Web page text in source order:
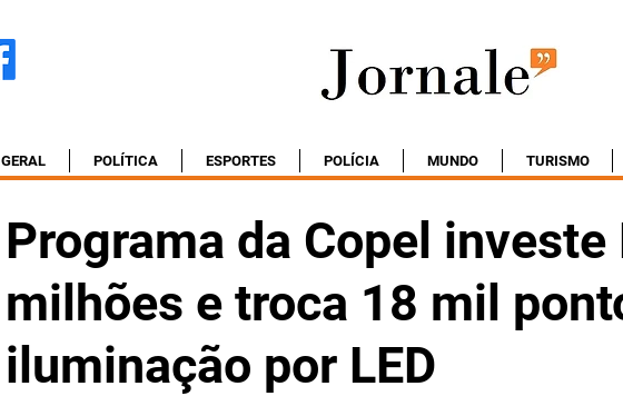
GERAL POLÍTICA ESPORTES POLÍCIA MUNDO TURISMO
Programa da Copel investe
milhões e troca 18 mil
iluminação por LED